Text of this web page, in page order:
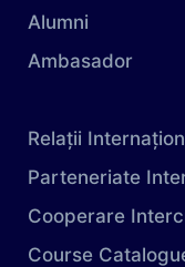
Alumni
Ambasador
Relații
Parteneriate
Cooperare
Course